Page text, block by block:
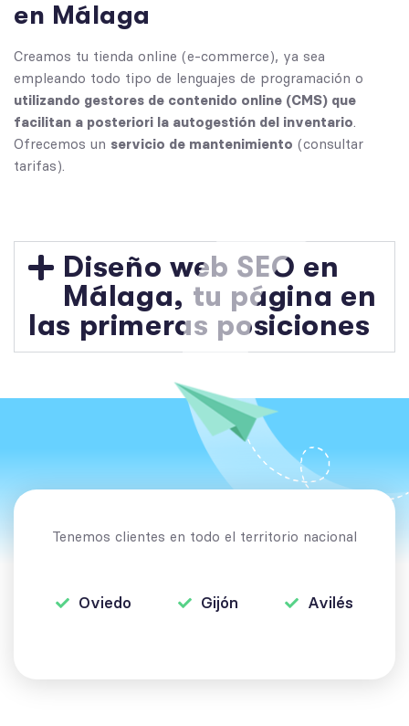
en Málaga
Creamos tu tienda online (e-commerce), ya sea
empleando todo tipo de lenguajes de programación o
utilizando gestores de contenido online (CMS) que
facilitan a posteriori la autogestión del inventario.
Ofrecemos un servicio de mantenimiento (consultar
tarifas).
Diseño web SEO en
Málaga, tu página en
las primeras posiciones
Tenemos clientes en todo el territorio nacional
Oviedo Gijón Avilés